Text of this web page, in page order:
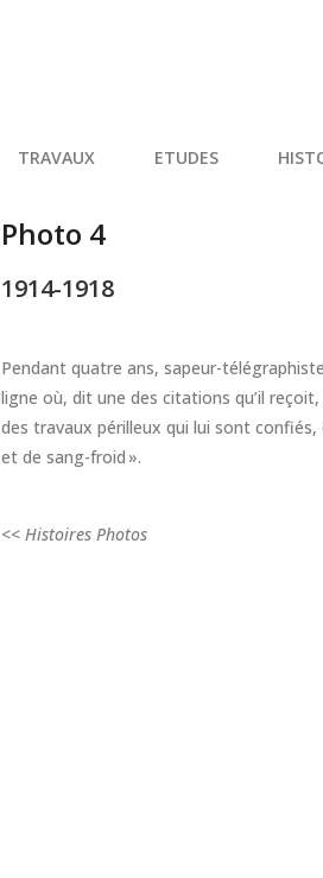
TRAVAUX ETUDES
Photo 4
1914-1918
Pendant quatre ans, sapeur-
ligne où, dit une des citations qu’il
des travaux périlleux qui lui sont
et de sang-froid ».
<< Histoires Photos